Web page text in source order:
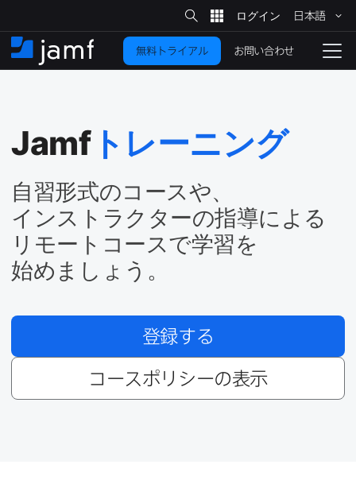
イ
ン
コ
に
移
動
サ
イ
ト
検
索
日本語
ホ
ー
ナ
無料トライアル お問い合わせ
Jamfトレーニング
自習形式の​コースや、​
インストラクターの​指導に​よる​
リモートコースで​学習を​
始めましょう。
登録する
コースポリシーの​表示